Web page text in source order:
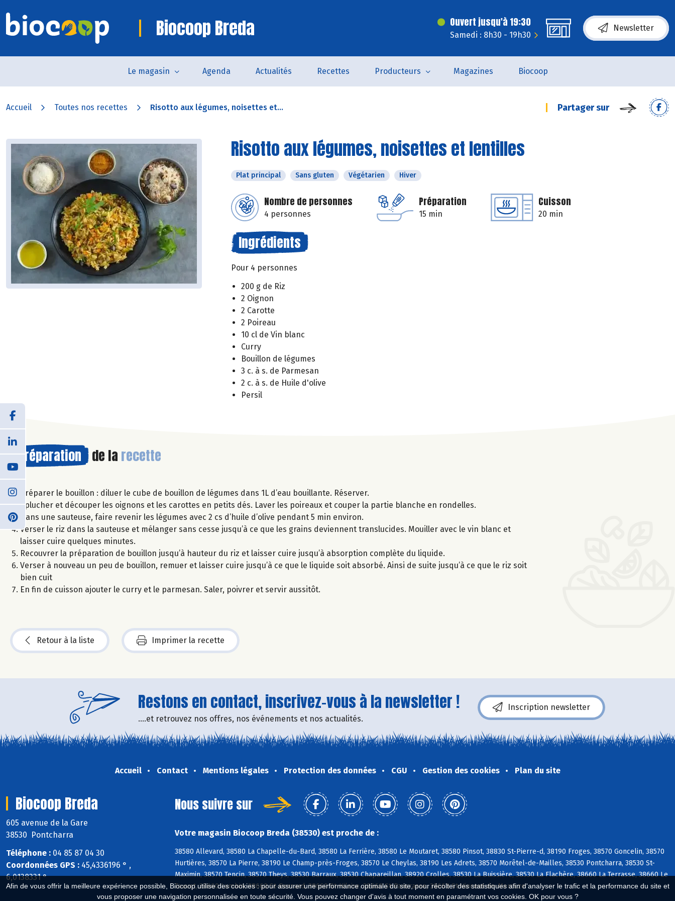
Afin de vous offrir la meilleure expérience possible, Biocoop utilise des cookies : pour assurer une performance optimale du site, pour récolter des statistiques afin d'analyser le trafic et la performance du site et
vous proposer une navigation personnalisée en toute sécurité. Vous pouvez changer d'avis à tout moment en paramétrant vos cookies. OK pour vous ?
Biocoop Breda Ouvert jusqu'à 19:30
Samedi : 8h30 - 19h30
Newsletter
Le magasin Agenda Actualités Recettes Producteurs Magazines Biocoop
Accueil Toutes nos recettes Risotto aux légumes, noisettes et... Partager sur
Risotto aux légumes, noisettes et lentilles
Plat principal Sans gluten Végétarien Hiver
Nombre de personnes
4 personnes
Préparation
15 min
Cuisson
20 min
Ingrédients
Pour 4 personnes
200 g de Riz
2 Oignon
2 Carotte
2 Poireau
10 cl de Vin blanc
Curry
Bouillon de légumes
3 c. à s. de Parmesan
2 c. à s. de Huile d'olive
Persil
Préparation de la recette
Préparer le bouillon : diluer le cube de bouillon de légumes dans 1L d’eau bouillante. Réserver.
Éplucher et découper les oignons et les carottes en petits dés. Laver les poireaux et couper la partie blanche en rondelles.
Dans une sauteuse, faire revenir les légumes avec 2 cs d’huile d’olive pendant 5 min environ.
Verser le riz dans la sauteuse et mélanger sans cesse jusqu’à ce que les grains deviennent translucides. Mouiller avec le vin blanc et
laisser cuire quelques minutes.
Recouvrer la préparation de bouillon jusqu’à hauteur du riz et laisser cuire jusqu’à absorption complète du liquide.
Verser à nouveau un peu de bouillon, remuer et laisser cuire jusqu’à ce que le liquide soit absorbé. Ainsi de suite jusqu’à ce que le riz soit
bien cuit
En fin de cuisson ajouter le curry et le parmesan. Saler, poivrer et servir aussitôt.
Retour à la liste Imprimer la recette
Restons en contact, inscrivez-vous à la newsletter !
....et retrouvez nos offres, nos événements et nos actualités.
Inscription newsletter
Accueil Contact Mentions légales Protection des données CGU Gestion des cookies Plan du site
Biocoop Breda
605 avenue de la Gare
38530 Pontcharra
Téléphone : 04 85 87 04 30
Coordonnées GPS : 45,4336196 ° ,
6,0138331 °
Nous suivre sur
Votre magasin Biocoop Breda (38530) est proche de :
38580 Allevard, 38580 La Chapelle-du-Bard, 38580 La Ferrière, 38580 Le Moutaret, 38580 Pinsot, 38830 St-Pierre-d, 38190 Froges, 38570 Goncelin, 38570
Hurtières, 38570 La Pierre, 38190 Le Champ-près-Froges, 38570 Le Cheylas, 38190 Les Adrets, 38570 Morêtel-de-Mailles, 38530 Pontcharra, 38530 St-
Maximin, 38570 Tencin, 38570 Theys, 38530 Barraux, 38530 Chapareillan, 38920 Crolles, 38530 La Buissière, 38530 La Flachère, 38660 La Terrasse, 38660 Le
Touvet, 38660 Lumbin, 38660 St-Bernard, 38660 St-Hilaire, 38660 St-Pancrasse, 38660 St-Vincent-de-Mercuze